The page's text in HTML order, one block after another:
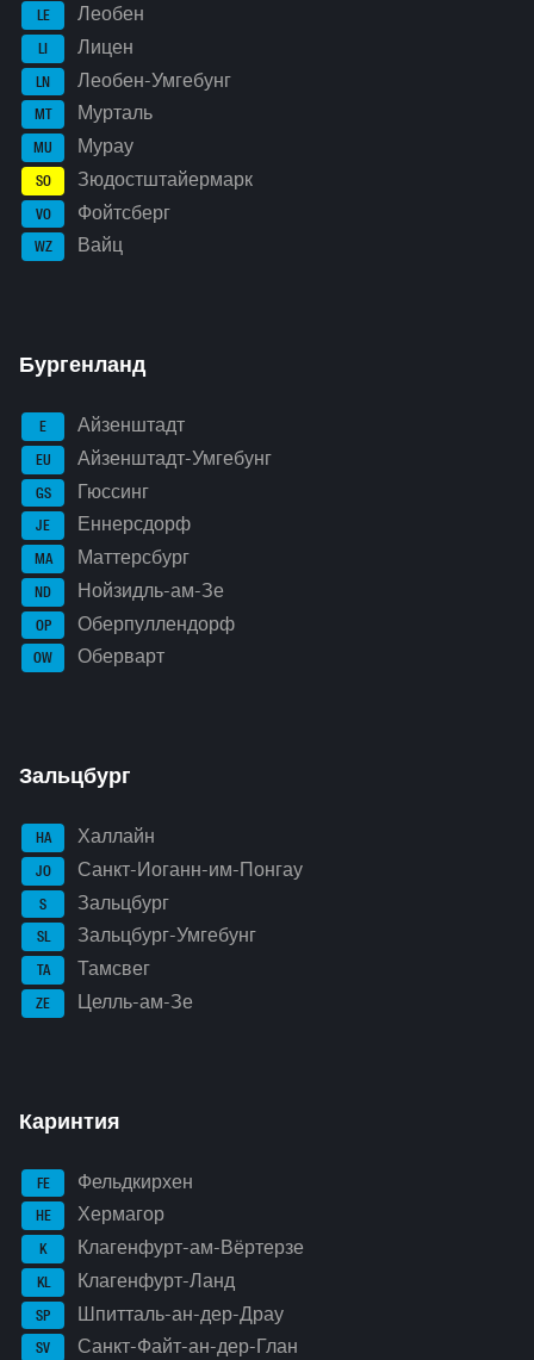
LE Леобен
LI Лицен
LN Леобен-Умгебунг
MT Мурталь
MU Мурау
SO Зюдостштайермарк
VO Фойтсберг
WZ Вайц
Бургенланд
E Айзенштадт
EU Айзенштадт-Умгебунг
GS Гюссинг
JE Еннерсдорф
MA Маттерсбург
ND Нойзидль-ам-Зе
OP Оберпуллендорф
OW Оберварт
Зальцбург
HA Халлайн
JO Санкт-Иоганн-им-Понгау
S Зальцбург
SL Зальцбург-Умгебунг
TA Тамсвег
ZE Целль-ам-Зе
Каринтия
FE Фельдкирхен
HE Хермагор
K Клагенфурт-ам-Вёртерзе
KL Клагенфурт-Ланд
SP Шпитталь-ан-дер-Драу
SV Санкт-Файт-ан-дер-Глан